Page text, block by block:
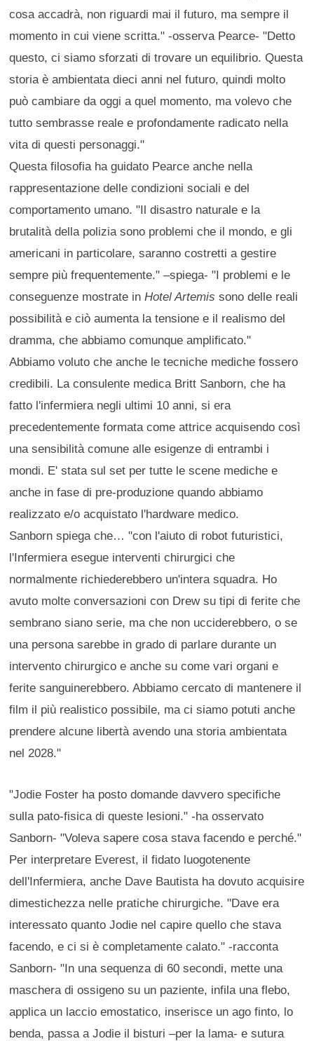
cosa accadrà, non riguardi mai il futuro, ma sempre il
momento in cui viene scritta." -osserva Pearce- "Detto
questo, ci siamo sforzati di trovare un equilibrio. Questa
storia è ambientata dieci anni nel futuro, quindi molto
può cambiare da oggi a quel momento, ma volevo che
tutto sembrasse reale e profondamente radicato nella
vita di questi personaggi."
Questa filosofia ha guidato Pearce anche nella
rappresentazione delle condizioni sociali e del
comportamento umano. "Il disastro naturale e la
brutalità della polizia sono problemi che il mondo, e gli
americani in particolare, saranno costretti a gestire
sempre più frequentemente." –spiega- "I problemi e le
conseguenze mostrate inHotel Artemis sono delle reali
possibilità e ciò aumenta la tensione e il realismo del
dramma, che abbiamo comunque amplificato."
Abbiamo voluto che anche le tecniche mediche fossero
credibili. La consulente medica Britt Sanborn, che ha
fatto l'infermiera negli ultimi 10 anni, si era
precedentemente formata come attrice acquisendo così
una sensibilità comune alle esigenze di entrambi i
mondi. E' stata sul set per tutte le scene mediche e
anche in fase di pre-produzione quando abbiamo
realizzato e/o acquistato l'hardware medico.
Sanborn spiega che… "con l'aiuto di robot futuristici,
l'Infermiera esegue interventi chirurgici che
normalmente richiederebbero un'intera squadra. Ho
avuto molte conversazioni con Drew su tipi di ferite che
sembrano siano serie, ma che non ucciderebbero, o se
una persona sarebbe in grado di parlare durante un
intervento chirurgico e anche su come vari organi e
ferite sanguinerebbero. Abbiamo cercato di mantenere il
film il più realistico possibile, ma ci siamo potuti anche
prendere alcune libertà avendo una storia ambientata
nel 2028."
"Jodie Foster ha posto domande davvero specifiche
sulla pato-fisica di queste lesioni." -ha osservato
Sanborn- "Voleva sapere cosa stava facendo e perché."
Per interpretare Everest, il fidato luogotenente
dell'Infermiera, anche Dave Bautista ha dovuto acquisire
dimestichezza nelle pratiche chirurgiche. "Dave era
interessato quanto Jodie nel capire quello che stava
facendo, e ci si è completamente calato." -racconta
Sanborn- "In una sequenza di 60 secondi, mette una
maschera di ossigeno su un paziente, infila una flebo,
applica un laccio emostatico, inserisce un ago finto, lo
benda, passa a Jodie il bisturi –per la lama- e sutura